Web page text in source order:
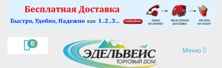
0
Навигация
Меню
×